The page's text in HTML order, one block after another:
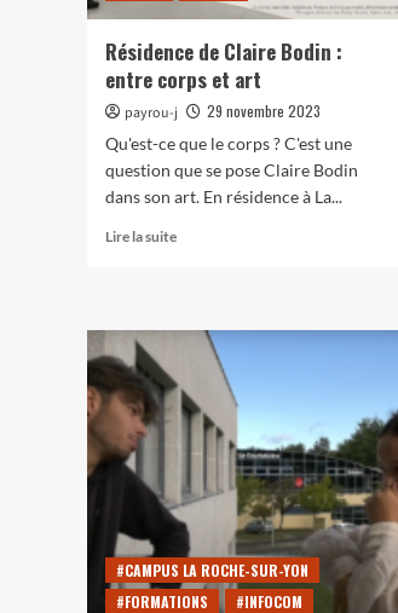
Résidence de Claire Bodin :
entre corps et art
payrou-j
29 novembre 2023
Qu'est-ce que le corps ? C'est une
question que se pose Claire Bodin
dans son art. En résidence à La...
Lire la suiteEn
Bodin
et
art
#CAMPUS LA ROCHE-SUR-YON
#FORMATIONS
#INFOCOM